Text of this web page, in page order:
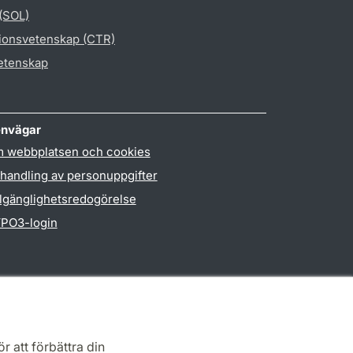
att förbättra din
(CTR)
webbplatsen och cookies
av personuppgifter
login